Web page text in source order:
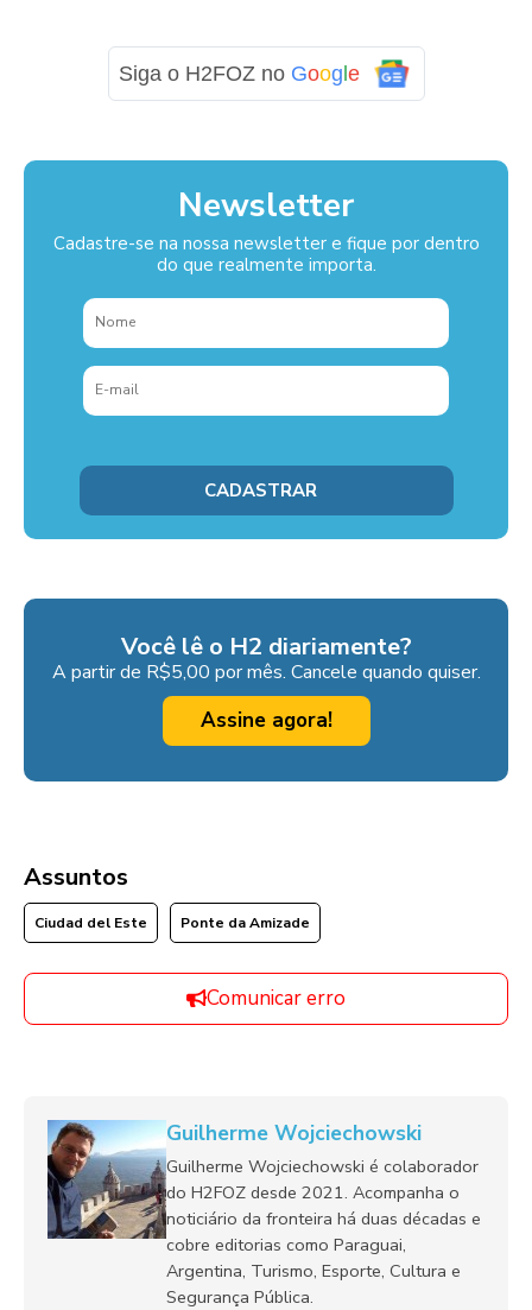
Siga o H2FOZ no Goog e
Newsletter
Cadastre-se na nossa newsletter e fique por dentro
do que realmente importa.
Você lê o H2 diariamente?
A partir de R$5,00 por mês. Cancele quando quiser.
Assine agora!
Assuntos
Ciudad del Este Ponte da Amizade
Comunicar erro
Guilherme Wojciechowski
Guilherme Wojciechowski é colaborador
do H2FOZ desde 2021. Acompanha o
noticiário da fronteira há duas décadas e
cobre editorias como Paraguai,
Argentina, Turismo, Esporte, Cultura e
Segurança Pública.